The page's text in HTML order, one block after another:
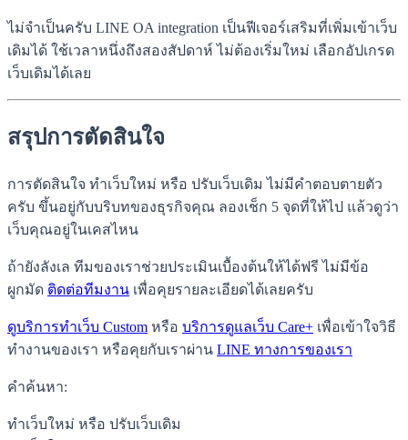
ไม่จำเป็นครับ LINE OA integration เป็นฟีเจอร์เสริมที่เพิ่มเข้าเว็บ
เดิมได้ ใช้เวลาหนึ่งถึงสองสัปดาห์ ไม่ต้องเริ่มใหม่ เลือกอัปเกรด
เว็บเดิมได้เลย
สรุปการตัดสินใจ
การตัดสินใจ ทำเว็บใหม่ หรือ ปรับเว็บเดิม ไม่มีคำตอบตายตัว
ครับ ขึ้นอยู่กับบริบทของธุรกิจคุณ ลองเช็ก 5 จุดที่ให้ไป แล้วดูว่า
เว็บคุณอยู่ในเคสไหน
ถ้ายังลังเล ทีมของเราช่วยประเมินเบื้องต้นให้ได้ฟรี ไม่มีข้อ
ผูกมัด ติดต่อทีมงาน เพื่อคุยรายละเอียดได้เลยครับ
ดูบริการทำเว็บ Custom หรือ บริการดูแลเว็บ Care+ เพื่อเข้าใจวิธี
ทำงานของเรา หรือคุยกับเราผ่าน LINE ทางการของเรา
คำค้นหา:
ทำเว็บใหม่ หรือ ปรับเว็บเดิม